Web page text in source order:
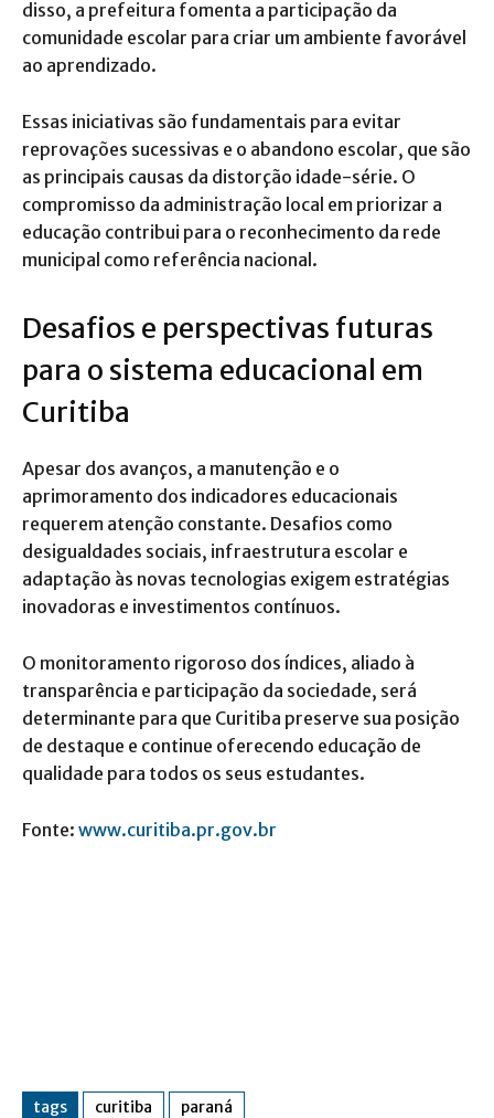
disso, a prefeitura fomenta a participação da
comunidade escolar para criar um ambiente favorável
ao aprendizado.
Essas iniciativas são fundamentais para evitar
reprovações sucessivas e o abandono escolar, que são
as principais causas da distorção idade-série. O
compromisso da administração local em priorizar a
educação contribui para o reconhecimento da rede
municipal como referência nacional.
Desafios e perspectivas futuras
para o sistema educacional em
Curitiba
Apesar dos avanços, a manutenção e o
aprimoramento dos indicadores educacionais
requerem atenção constante. Desafios como
desigualdades sociais, infraestrutura escolar e
adaptação às novas tecnologias exigem estratégias
inovadoras e investimentos contínuos.
O monitoramento rigoroso dos índices, aliado à
transparência e participação da sociedade, será
determinante para que Curitiba preserve sua posição
de destaque e continue oferecendo educação de
qualidade para todos os seus estudantes.
Fonte: www.curitiba.pr.gov.br
tags curitiba paraná